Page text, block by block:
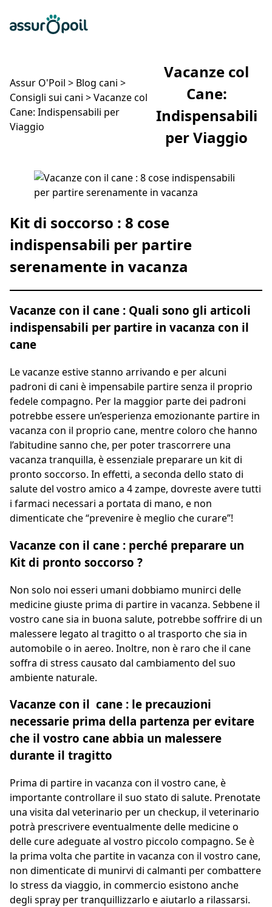
Assur O'Poil
Assur O'Poil > Blog cani >
Consigli sui cani >Vacanze col
Cane: Indispensabili per
Viaggio
Vacanze col
Cane:
Indispensabili
per Viaggio
Vacanze col Cane: Indispensabili per Viaggio
Kit di soccorso : 8 cose
indispensabili per partire
serenamente in vacanza
Vacanze con il cane : Quali sono gli articoli
indispensabili per partire in vacanza con il
cane
Le vacanze estive stanno arrivando e per alcuni
padroni di cani è impensabile partire senza il proprio
fedele compagno. Per la maggior parte dei padroni
potrebbe essere un’esperienza emozionante partire in
vacanza con il proprio cane, mentre coloro che hanno
l’abitudine sanno che, per poter trascorrere una
vacanza tranquilla, è essenziale preparare un kit di
pronto soccorso. In effetti, a seconda dello stato di
salute del vostro amico a 4 zampe, dovreste avere tutti
i farmaci necessari a portata di mano, e non
dimenticate che “prevenire è meglio che curare”!
Vacanze con il cane : perché preparare un
Kit di pronto soccorso ?
Non solo noi esseri umani dobbiamo munirci delle
medicine giuste prima di partire in vacanza. Sebbene il
vostro cane sia in buona salute, potrebbe soffrire di un
malessere legato al tragitto o al trasporto che sia in
automobile o in aereo. Inoltre, non è raro che il cane
soffra di stress causato dal cambiamento del suo
ambiente naturale.
Vacanze con il cane : le precauzioni
necessarie prima della partenza per evitare
che il vostro cane abbia un malessere
durante il tragitto
Prima di partire in vacanza con il vostro cane, è
importante controllare il suo stato di salute. Prenotate
una visita dal veterinario per un checkup, il veterinario
potrà prescrivere eventualmente delle medicine o
delle cure adeguate al vostro piccolo compagno. Se è
la prima volta che partite in vacanza con il vostro cane,
non dimenticate di munirvi di calmanti per combattere
lo stress da viaggio, in commercio esistono anche
degli spray per tranquillizzarlo e aiutarlo a rilassarsi.